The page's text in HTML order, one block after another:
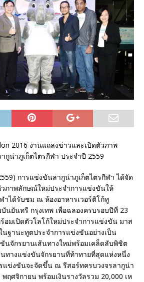
2016 งานแถลงข่าวและเปิดตัวภาพ
น่าภูเก็ตไตรกีฬา ประจำปี 2559
การแข่งขันลากูน่าภูเก็ตไตรกีฬา ได้จัด
ภาพลักษณ์ใหม่ประจำการแข่งขันให้
ได้รับชม ณ ห้องอาหารเวอร์ติโก้ทู
นยันทรี กรุงเทพ เพื่อฉลองครบรอบปีที่ 23
อมเปิดตัวโลโก้ใหม่ประจำการแข่งขัน มาส
นฐานะทูตประจำการแข่งขันอย่างเป็น
นจักรยานเส้นทางใหม่พร้อมเคล็ดลับพิชิต
ทางแข่งขันจักรยานที่ท้าทายที่สุดแห่งหนึ่ง
แข่งขันจะจัดขึ้น ณ รีสอร์ทครบวงจรลากูน่า
ฤศจิกายน พร้อมเงินรางวัลรวม 20,000 เห